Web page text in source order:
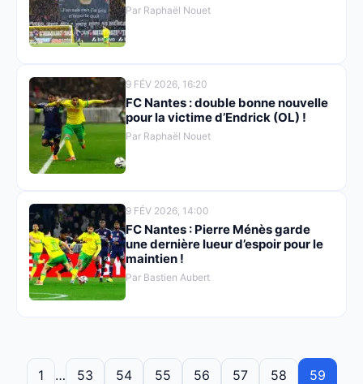
Par Raphaël Nouet
9 FÉV 2026, 16:20
FC Nantes : double bonne nouvelle
pour la victime d’Endrick (OL) !
Par Raphaël Nouet
9 FÉV 2026, 14:00
FC Nantes : Pierre Ménès garde
une dernière lueur d’espoir pour le
maintien !
Par Bastien Aubert
1 … 53 54 55 56 57 58 59